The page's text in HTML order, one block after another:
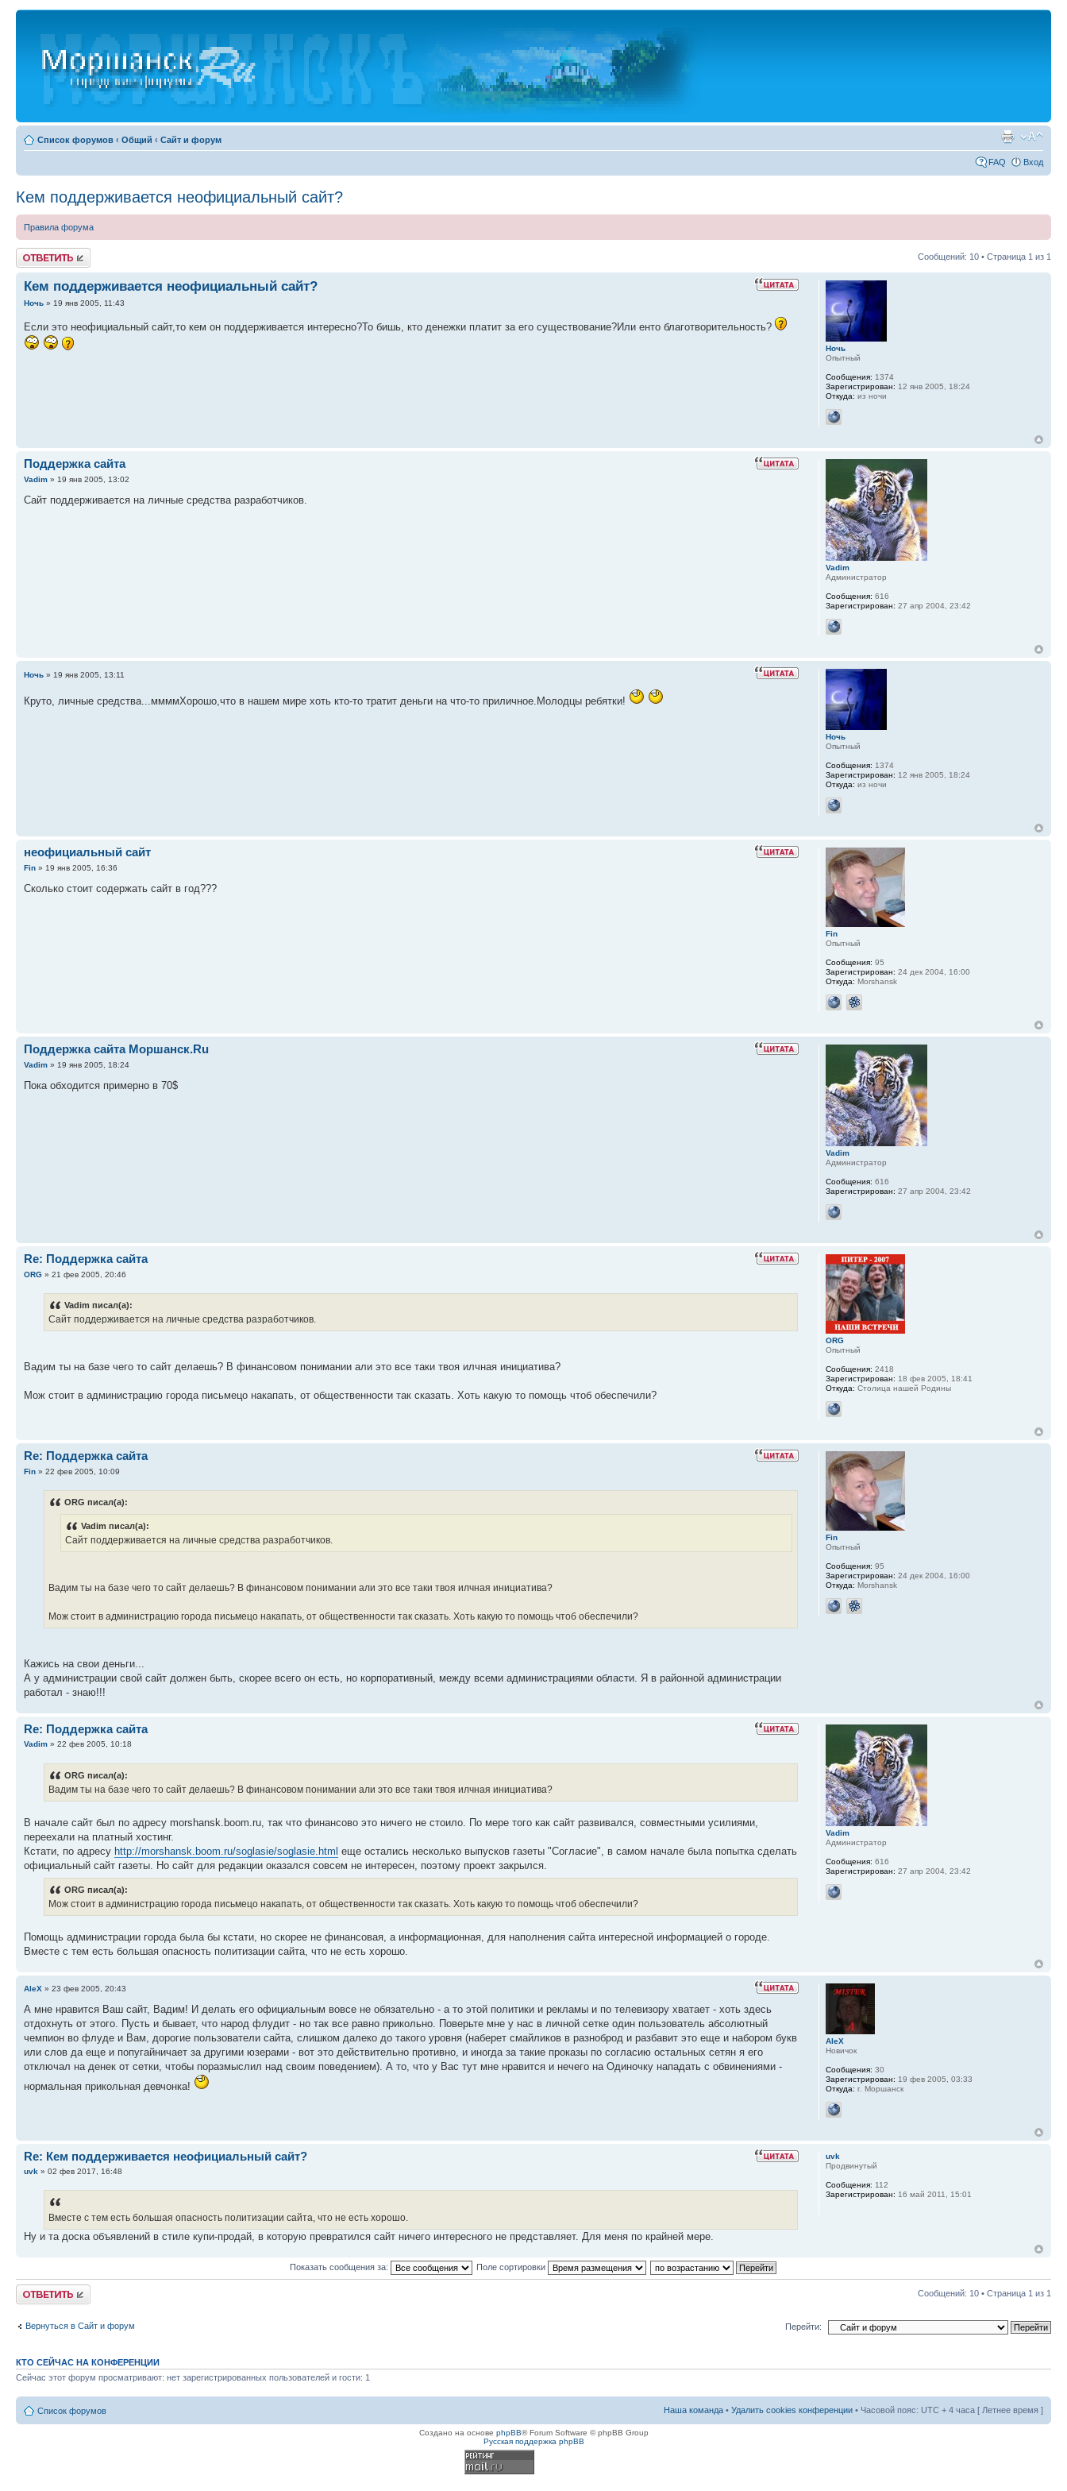
Список форумов ‹ Общий ‹ Сайт и форум
FAQ Вход
Кем поддерживается неофициальный сайт?
Правила форума
Ответить Сообщений: 10 • Страница 1 из 1
Кем поддерживается неофициальный сайт?
Ночь » 19 янв 2005, 11:43
Если это неофициальный сайт,то кем он поддерживается интересно?То бишь, кто денежки платит за его существование?Или енто благотворительность?
Ночь
Опытный
Сообщения: 1374
Зарегистрирован: 12 янв 2005, 18:24
Откуда: из ночи
Поддержка сайта
Vadim » 19 янв 2005, 13:02
Сайт поддерживается на личные средства разработчиков.
Vadim
Администратор
Сообщения: 616
Зарегистрирован: 27 апр 2004, 23:42
Ночь » 19 янв 2005, 13:11
Круто, личные средства...ммммХорошо,что в нашем мире хоть кто-то тратит деньги на что-то приличное.Молодцы ребятки!
Ночь
Опытный
Сообщения: 1374
Зарегистрирован: 12 янв 2005, 18:24
Откуда: из ночи
неофициальный сайт
Fin » 19 янв 2005, 16:36
Сколько стоит содержать сайт в год???
Fin
Опытный
Сообщения: 95
Зарегистрирован: 24 дек 2004, 16:00
Откуда: Morshansk
Поддержка сайта Моршанск.Ru
Vadim » 19 янв 2005, 18:24
Пока обходится примерно в 70$
Vadim
Администратор
Сообщения: 616
Зарегистрирован: 27 апр 2004, 23:42
Re: Поддержка сайта
ORG » 21 фев 2005, 20:46
Vadim писал(а):
Сайт поддерживается на личные средства разработчиков.
Вадим ты на базе чего то сайт делаешь? В финансовом понимании али это все таки твоя илчная инициатива?
Мож стоит в администрацию города письмецо накапать, от общественности так сказать. Хоть какую то помощь чтоб обеспечили?
ORG
Опытный
Сообщения: 2418
Зарегистрирован: 18 фев 2005, 18:41
Откуда: Столица нашей Родины
Re: Поддержка сайта
Fin » 22 фев 2005, 10:09
ORG писал(а):
Vadim писал(а):
Сайт поддерживается на личные средства разработчиков.
Вадим ты на базе чего то сайт делаешь? В финансовом понимании али это все таки твоя илчная инициатива?
Мож стоит в администрацию города письмецо накапать, от общественности так сказать. Хоть какую то помощь чтоб обеспечили?
Кажись на свои деньги...
А у администрации свой сайт должен быть, скорее всего он есть, но корпоративный, между всеми администрациями области. Я в районной администрации
работал - знаю!!!
Fin
Опытный
Сообщения: 95
Зарегистрирован: 24 дек 2004, 16:00
Откуда: Morshansk
Re: Поддержка сайта
Vadim » 22 фев 2005, 10:18
ORG писал(а):
Вадим ты на базе чего то сайт делаешь? В финансовом понимании али это все таки твоя илчная инициатива?
В начале сайт был по адресу morshansk.boom.ru, так что финансово это ничего не стоило. По мере того как сайт развивался, совместными усилиями,
переехали на платный хостинг.
Кстати, по адресу http://morshansk.boom.ru/soglasie/soglasie.html еще остались несколько выпусков газеты "Согласие", в самом начале была попытка сделать
официальный сайт газеты. Но сайт для редакции оказался совсем не интересен, поэтому проект закрылся.
ORG писал(а):
Мож стоит в администрацию города письмецо накапать, от общественности так сказать. Хоть какую то помощь чтоб обеспечили?
Помощь администрации города была бы кстати, но скорее не финансовая, а информационная, для наполнения сайта интересной информацией о городе.
Вместе с тем есть большая опасность политизации сайта, что не есть хорошо.
Vadim
Администратор
Сообщения: 616
Зарегистрирован: 27 апр 2004, 23:42
AleX » 23 фев 2005, 20:43
А мне нравится Ваш сайт, Вадим! И делать его официальным вовсе не обязательно - а то этой политики и рекламы и по телевизору хватает - хоть здесь
отдохнуть от этого. Пусть и бывает, что народ флудит - но так все равно прикольно. Поверьте мне у нас в личной сетке один пользователь абсолютный
чемпион во флуде и Вам, дорогие пользователи сайта, слишком далеко до такого уровня (наберет смайликов в разноброд и разбавит это еще и набором букв
или слов да еще и попугайничает за другими юзерами - вот это действительно противно, и иногда за такие проказы по согласию остальных сетян я его
отключал на денек от сетки, чтобы поразмыслил над своим поведением). А то, что у Вас тут мне нравится и нечего на Одиночку нападать с обвинениями -
нормальная прикольная девчонка!
AleX
Новичок
Сообщения: 30
Зарегистрирован: 19 фев 2005, 03:33
Откуда: г. Моршанск
Re: Кем поддерживается неофициальный сайт?
uvk » 02 фев 2017, 16:48
Вместе с тем есть большая опасность политизации сайта, что не есть хорошо.
Ну и та доска объявлений в стиле купи-продай, в которую превратился сайт ничего интересного не представляет. Для меня по крайней мере.
uvk
Продвинутый
Сообщения: 112
Зарегистрирован: 16 май 2011, 15:01
Показать сообщения за: Поле сортировки
Ответить Сообщений: 10 • Страница 1 из 1
Вернуться в Сайт и форум Перейти:
КТО СЕЙЧАС НА КОНФЕРЕНЦИИ
Сейчас этот форум просматривают: нет зарегистрированных пользователей и гости: 1
Список форумов Наша команда • Удалить cookies конференции • Часовой пояс: UTC + 4 часа [ Летнее время ]
Создано на основе phpBB® Forum Software © phpBB Group
Русская поддержка phpBB